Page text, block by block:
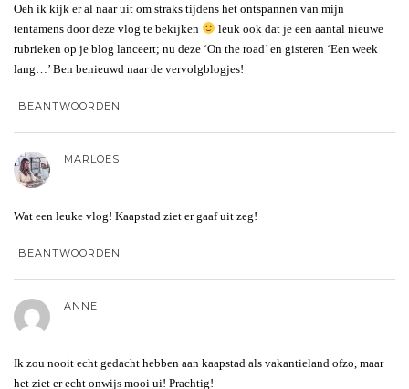
Oeh ik kijk er al naar uit om straks tijdens het ontspannen van mijn
tentamens door deze vlog te bekijken
leuk ook dat je een aantal nieuwe
rubrieken op je blog lanceert; nu deze ‘On the road’ en gisteren ‘Een week
lang…’ Ben benieuwd naar de vervolgblogjes!
BEANTWOORDEN
MARLOES
Wat een leuke vlog! Kaapstad ziet er gaaf uit zeg!
BEANTWOORDEN
ANNE
Ik zou nooit echt gedacht hebben aan kaapstad als vakantieland ofzo, maar
het ziet er echt onwijs mooi ui! Prachtig!